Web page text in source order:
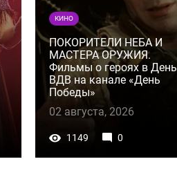
КИНО
ПОКОРИТЕЛИ НЕБА И
МАСТЕРА ОРУЖИЯ.
Фильмы о героях в День
ВДВ на канале «День
Победы»
02 августа, 2026
1149 0